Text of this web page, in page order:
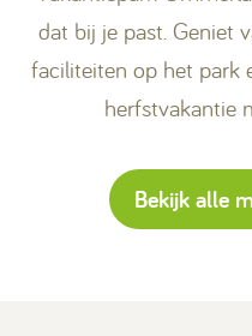
dat bij je past. Geniet
faciliteiten op het park
herfstvakantie
Bekijk alle